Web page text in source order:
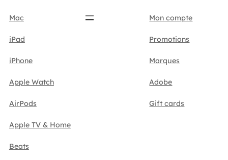
Mac
iPad
iPhone
Apple Watch
AirPods
Apple TV & Home
Beats
Mon compte
Promotions
Marques
Adobe
Gift cards